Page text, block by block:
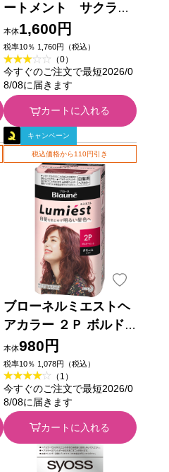
ートメント サクラピ
ンク １８０ｇ 花王
本体1,600円
税率10％ 1,760円（税込）
（0）
今すぐのご注文で最短2026/0
8/08に届きます
カートに入れる
キャンペーン
税込価格から110円引き
ブローネルミエストヘ
アカラー ２Ｐ ボルド
ーピンク １０８ｇ 花
王 (医薬部外品)
本体980円
税率10％ 1,078円（税込）
（1）
今すぐのご注文で最短2026/0
8/08に届きます
カートに入れる